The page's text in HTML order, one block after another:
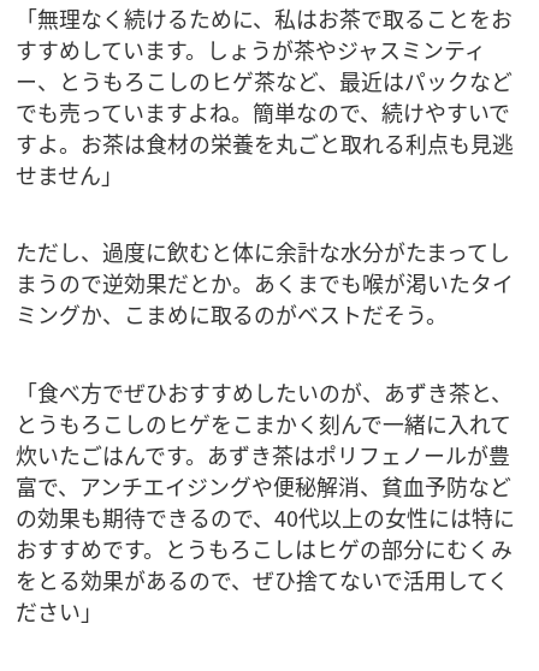
「無理なく続けるために、私はお茶で取ることをお
すすめしています。しょうが茶やジャスミンティ
ー、とうもろこしのヒゲ茶など、最近はパックなど
でも売っていますよね。簡単なので、続けやすいで
すよ。お茶は食材の栄養を丸ごと取れる利点も見逃
せません」
ただし、過度に飲むと体に余計な水分がたまってし
まうので逆効果だとか。あくまでも喉が渇いたタイ
ミングか、こまめに取るのがベストだそう。
「食べ方でぜひおすすめしたいのが、あずき茶と、
とうもろこしのヒゲをこまかく刻んで一緒に入れて
炊いたごはんです。あずき茶はポリフェノールが豊
富で、アンチエイジングや便秘解消、貧血予防など
の効果も期待できるので、40代以上の女性には特に
おすすめです。とうもろこしはヒゲの部分にむくみ
をとる効果があるので、ぜひ捨てないで活用してく
ださい」